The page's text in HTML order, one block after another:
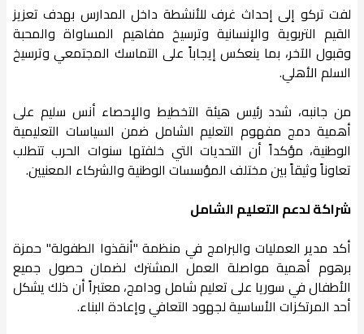
لفت تركو إلى إحداث غرف للأنشطة داخل المدارس بهدف تعزيز
القيم التربوية والإنسانية وترسيخ مفاهيم المساواة والمحبة
وقبول الآخر، بما ينعكس إيجاباً على التماسك المجتمعي وترسيخ
السلم الأهلي.
من جانبه، شدد رئيس هيئة التخطيط والإحصاء أنس سليم على
أهمية دمج مفهوم التعليم الشامل ضمن السياسات التعليمية
الوطنية، مؤكداً أن التحديات التي خلفتها سنوات الحرب تتطلب
تعاوناً وثيقاً بين مختلف المؤسسات الوطنية والشركاء المعنيين.
شراكة لدعم التعليم الشامل
أكد مدير العمليات والبرامج في منظمة "أنقذوا الطفولة" حمزة
برهوم أهمية مواصلة العمل المشترك لضمان حصول جميع
الأطفال في سوريا على تعليم شامل ودامج، معتبراً أن ذلك يشكل
أحد المرتكزات الأساسية لجهود التعافي وإعادة البناء.